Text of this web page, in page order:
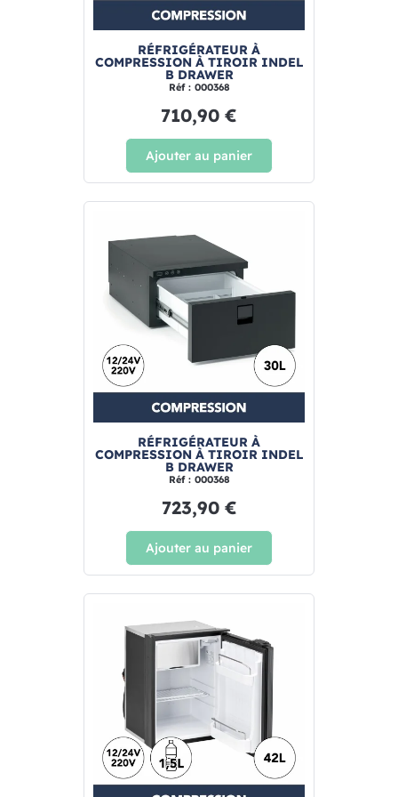
RÉFRIGÉRATEUR À
COMPRESSION À TIROIR INDEL
B DRAWER
Réf : 000368
710,90 €
Ajouter au panier
RÉFRIGÉRATEUR À
COMPRESSION À TIROIR INDEL
B DRAWER
Réf : 000368
723,90 €
Ajouter au panier